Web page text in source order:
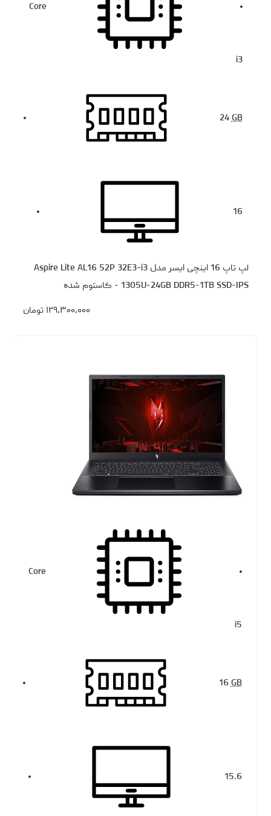
Core
i3
24GB
16
لپ تاپ 16 اینچی ایسر مدل Aspire Lite AL16 52P 32E3-i3
1305U-24GB DDR5-1TB SSD-IPS - کاستوم شده
۱۲۹،۳۰۰،۰۰۰ تومان
Core
i5
16GB
15.6